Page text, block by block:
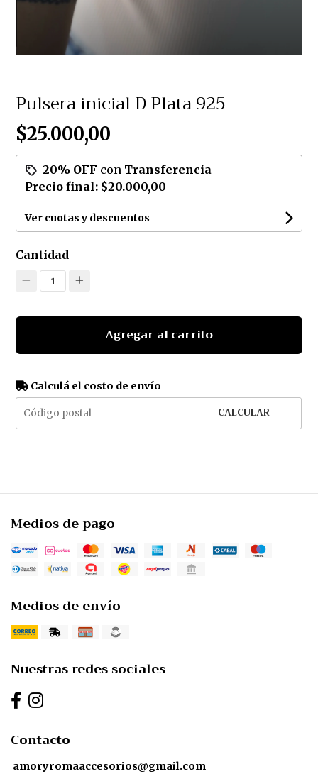
Pulsera inicial D Plata 925
$25.000,00
20% OFF con Transferencia
Precio final: $20.000,00
Ver cuotas y descuentos
Cantidad
1
Agregar al carrito
Calculá el costo de envío
CALCULAR
Medios de pago
Medios de envío
Nuestras redes sociales
Contacto
amoryromaaccesorios@gmail.com